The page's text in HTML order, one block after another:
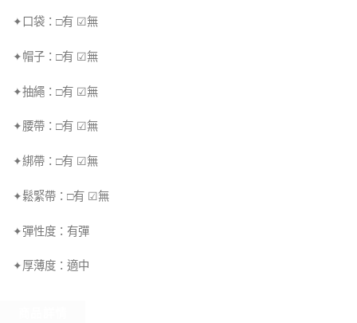
✦口袋：□有 ☑無
✦帽子：□有 ☑無
✦抽繩：□有 ☑無
✦腰帶：□有 ☑無
✦綁帶：□有 ☑無
✦鬆緊帶：□有 ☑無
✦彈性度：有彈
✦厚薄度：適中